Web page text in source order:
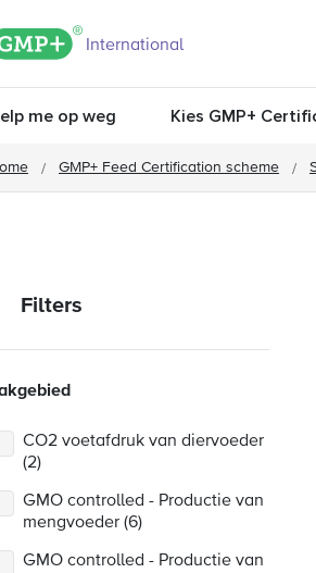
GMP+ logo
International
me op weg Kies GMP+
GMP+ Feed Certification scheme
Filters
CO2 voetafdruk van diervoeder
(2)
GMO controlled - Productie van
mengvoeder (6)
GMO controlled - Productie van